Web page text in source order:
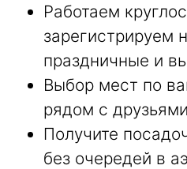
Работаем
зарегистрируем
праздничные и
Выбор мест по
рядом с
Получите
без очередей в